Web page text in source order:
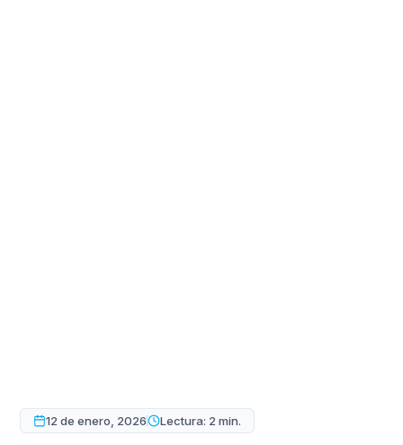
12 de enero, 2026 Lectura: 2 min.